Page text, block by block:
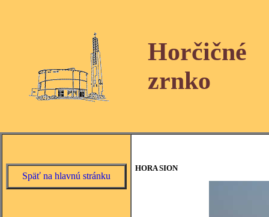
Horčičné
zrnko
Späť na hlavnú stránku
HORA SION